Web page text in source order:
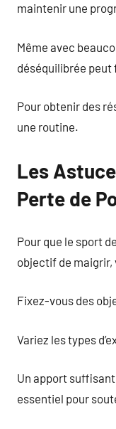
maintenir une
Même avec
déséquilibrée peut
Pour obtenir des
une routine.
Les
Perte de
Pour que le sport
objectif de maigrir,
Fixez-vous des
Variez les types
Un apport
essentiel pour